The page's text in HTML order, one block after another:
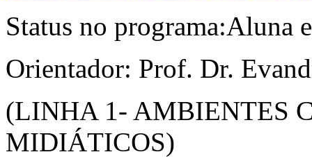
Status no programa:Aluna
Orientador: Prof. Dr.
(LINHA 1- AMBIENTES
MIDIÁTICOS)